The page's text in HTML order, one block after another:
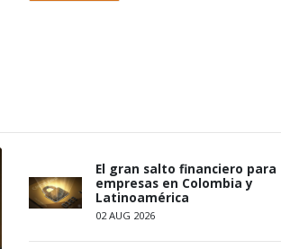
El gran salto financiero para
empresas en Colombia y
Latinoamérica
02 AUG 2026